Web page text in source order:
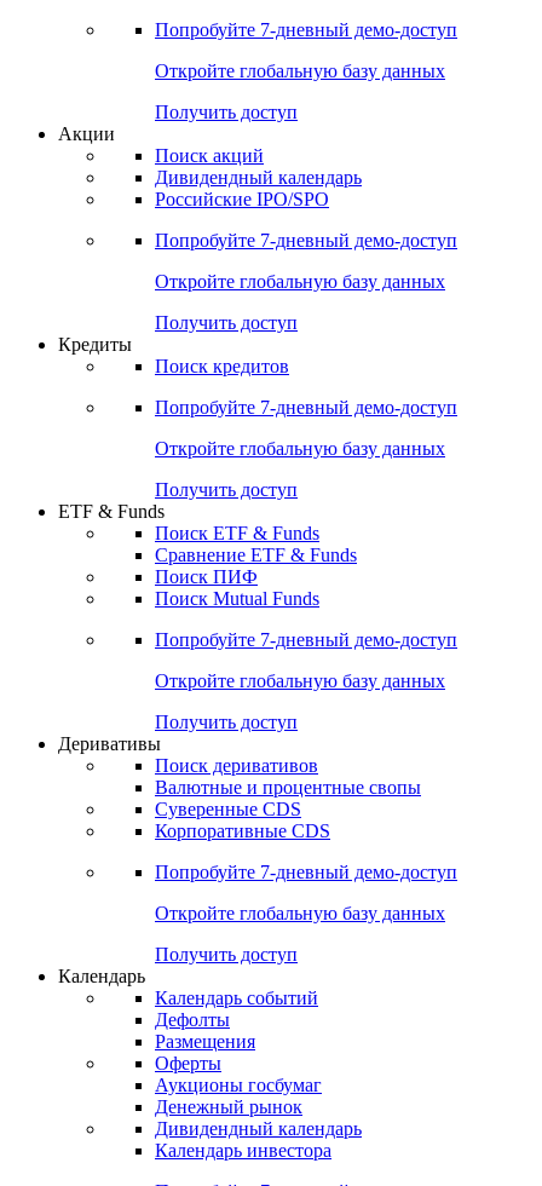
Попробуйте 7-дневный демо-доступ
Откройте глобальную базу данных
Получить доступ
Акции
Поиск акций
Дивидендный календарь
Российские IPO/SPO
Попробуйте 7-дневный демо-доступ
Откройте глобальную базу данных
Получить доступ
Кредиты
Поиск кредитов
Попробуйте 7-дневный демо-доступ
Откройте глобальную базу данных
Получить доступ
ETF & Funds
Поиск ETF & Funds
Сравнение ETF & Funds
Поиск ПИФ
Поиск Mutual Funds
Попробуйте 7-дневный демо-доступ
Откройте глобальную базу данных
Получить доступ
Деривативы
Поиск деривативов
Валютные и процентные свопы
Суверенные CDS
Корпоративные CDS
Попробуйте 7-дневный демо-доступ
Откройте глобальную базу данных
Получить доступ
Календарь
Календарь событий
Дефолты
Размещения
Оферты
Аукционы госбумаг
Денежный рынок
Дивидендный календарь
Календарь инвестора